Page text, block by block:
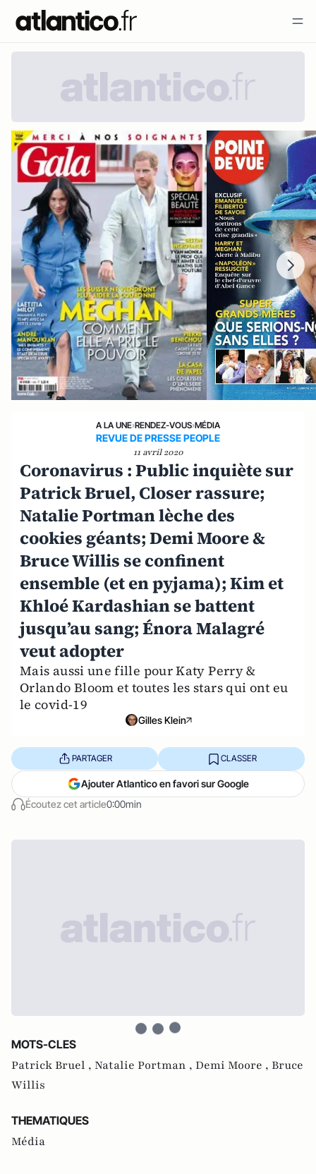
A LA UNE›RENDEZ-VOUS›MÉDIA
REVUE DE PRESSE PEOPLE
11 avril 2020
Coronavirus : Public inquiète sur
Patrick Bruel, Closer rassure;
Natalie Portman lèche des
cookies géants; Demi Moore &
Bruce Willis se confinent
ensemble (et en pyjama); Kim et
Khloé Kardashian se battent
jusqu’au sang; Énora Malagré
veut adopter
Mais aussi une fille pour Katy Perry &
Orlando Bloom et toutes les stars qui ont eu
le covid-19
Gilles Klein
Écoutez cet article0:00min
PARTAGER CLASSER
Ajouter Atlantico en favori sur Google
MOTS-CLES
Patrick Bruel , Natalie Portman , Demi Moore , Bruce
Willis
THEMATIQUES
Média